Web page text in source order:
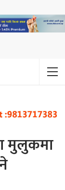
मुलुकमा